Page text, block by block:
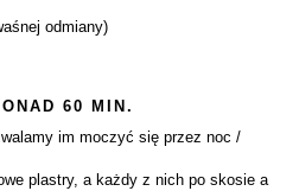
odmiany)
60 MIN.
im moczyć się przez noc /
plastry, a każdy z nich po skosie a